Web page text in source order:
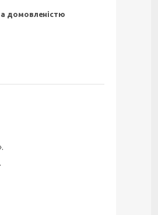
домовленістю